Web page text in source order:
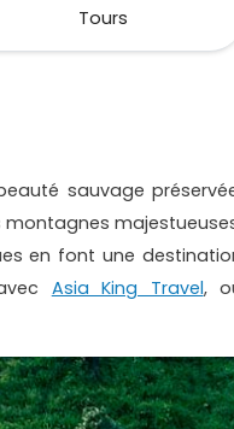
Tours
sauvage
montagnes
en font une
Asia King Travel,